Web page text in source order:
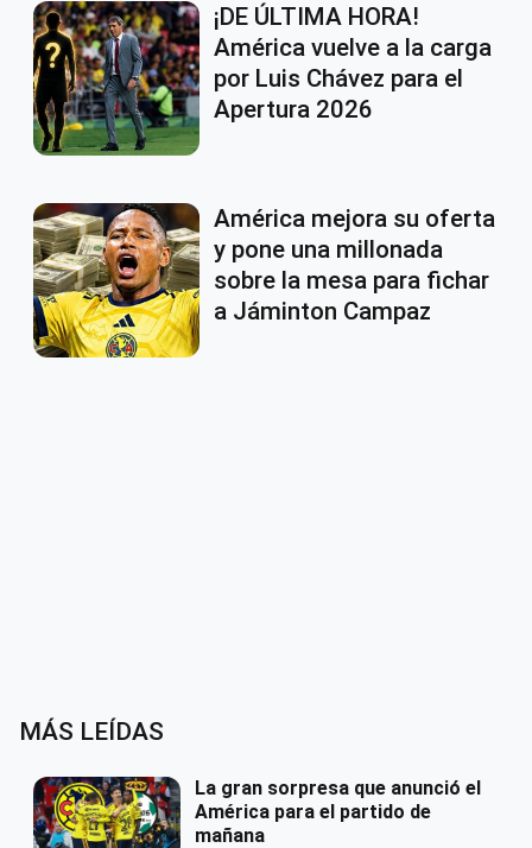
¡DE ÚLTIMA HORA!
América vuelve a la carga
por Luis Chávez para el
Apertura 2026
América mejora su oferta
y pone una millonada
sobre la mesa para fichar
a Jáminton Campaz
MÁS LEÍDAS
La gran sorpresa que anunció el
América para el partido de
mañana